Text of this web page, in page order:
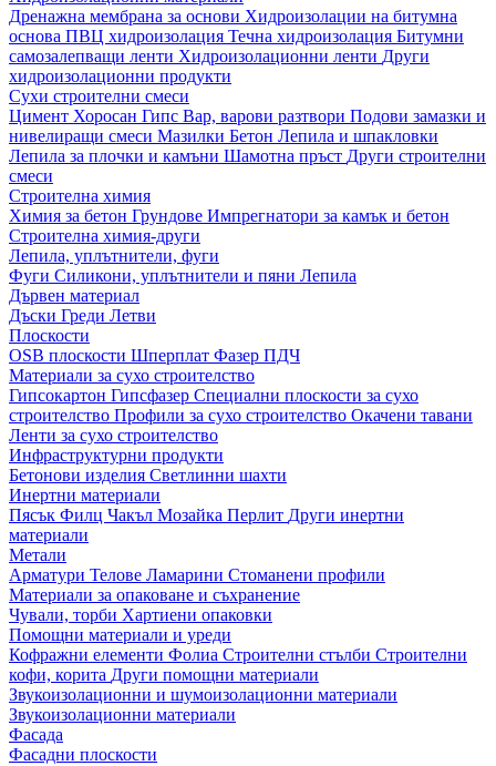
Дренажна мембрана за основи Хидроизолации на битумна
основа ПВЦ хидроизолация Течна хидроизолация Битумни
самозалепващи ленти Хидроизолационни ленти Други
хидроизолационни продукти
Сухи строителни смеси
Цимент Хоросан Гипс Вар, варови разтвори Подови замазки и
нивелиращи смеси Мазилки Бетон Лепила и шпакловки
Лепила за плочки и камъни Шамотна пръст Други строителни
смеси
Строителна химия
Химия за бетон Грундове Импрегнатори за камък и бетон
Строителна химия-други
Лепила, уплътнители, фуги
Фуги Силикони, уплътнители и пяни Лепила
Дървен материал
Дъски Греди Летви
Плоскости
OSB плоскости Шперплат Фазер ПДЧ
Материали за сухо строителство
Гипсокартон Гипсфазер Специални плоскости за сухо
строителство Профили за сухо строителство Окачени тавани
Ленти за сухо строителство
Инфраструктурни продукти
Бетонови изделия Светлинни шахти
Инертни материали
Пясък Филц Чакъл Мозайкa Перлит Други инертни
материали
Метали
Арматури Телове Ламарини Стоманени профили
Материали за опаковане и съхранение
Чували, торби Хартиени опаковки
Помощни материали и уреди
Кофражни елементи Фолиа Строителни стълби Строителни
кофи, корита Други помощни материали
Звукоизолационни и шумоизолационни материали
Звукоизолационни материали
Фасада
Фасадни плоскости